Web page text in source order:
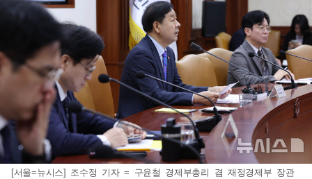
[서울=뉴시스] 조수정 기자 = 구윤철 경제부총리 겸 재정경제부 장관